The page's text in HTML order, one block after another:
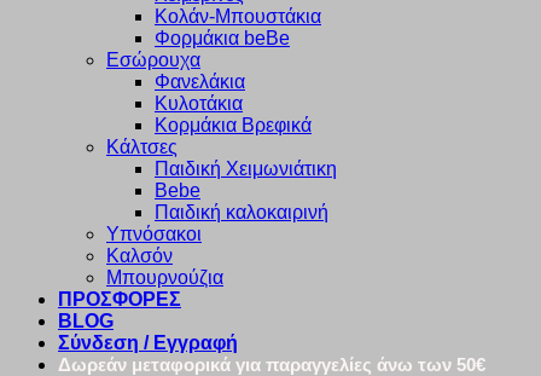
Κολάν-Μπουστάκια
Φορμάκια beBe
Εσώρουχα
Φανελάκια
Κυλοτάκια
Κορμάκια Βρεφικά
Κάλτσες
Παιδική Χειμωνιάτικη
Bebe
Παιδική καλοκαιρινή
Υπνόσακοι
Καλσόν
Μπουρνούζια
ΠΡΟΣΦΟΡΕΣ
BLOG
Σύνδεση / Εγγραφή
Δωρεάν μεταφορικά για παραγγελίες άνω των 50€